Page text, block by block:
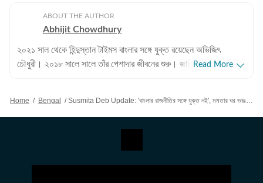
ABOUT THE AUTHOR
Abhijit Chowdhury
২০২১ সাল থেকে হিন্দুস্তান টাইমস বাংলার সঙ্গে যুক্ত রয়েছেন অভিজিৎ
চৌধুরী। ২০১৮ সালে সালে তাঁর পেশাদার জীবনের শুরু। জাতীয়, আন্তর্জাতিক
বিষয়ে তাঁর আগ্রহ সবচেয়ে বেশি। কলকাতা বিশ্ববিদ্যালয় থেকে সাংবাদিকতায়
ভারতে কাজ করার অভিজ্ঞতা রয়েছে অভিজিতের। এছাড়া আকাশবাণীতে রেডিও
জকি হিসেবেও কাজ করেছিলেন তিনি। খবরের জগৎ ছাড়া খেলাধুলো, ইতিহাসে
Read More
Home / Bengal / Susmita Deb Update: 'বাংলার রাজনীতির সঙ্গে যুক্ত নই', মমতার ঘর ভাঙলেন হিমন্ত, বিজেপিতেই যোগ দিচ্ছেন সুস্মিতা দেব?